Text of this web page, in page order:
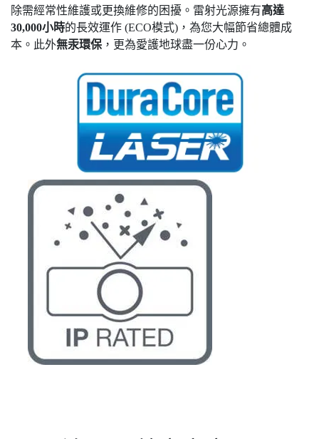
除需經常性維護或更換維修的困擾。雷射光源擁有高達
30,000小時的長效運作 (ECO模式)，為您大幅節省總體成
本。此外無汞環保 ，更為愛護地球盡一份心力。